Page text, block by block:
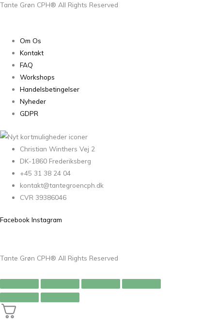
Tante Grøn CPH® All Rights Reserved
Om Os
Kontakt
FAQ
Workshops
Handelsbetingelser
Nyheder
GDPR
Christian Winthers Vej 2
DK-1860 Frederiksberg
+45 31 38 24 04
kontakt@tantegroencph.dk
CVR 39386046
Facebook Instagram
Tante Grøn CPH® All Rights Reserved